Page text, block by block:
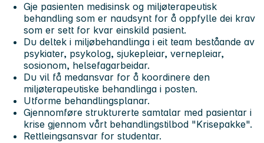
Gje pasienten medisinsk og miljøterapeutisk
behandling som er naudsynt for å oppfylle dei krav
som er sett for kvar einskild pasient.
Du deltek i miljøbehandlinga i eit team beståande av
psykiater, psykolog, sjukepleiar, vernepleiar,
sosionom, helsefagarbeidar.
Du vil få medansvar for å koordinere den
miljøterapeutiske behandlinga i posten.
Utforme behandlingsplanar.
Gjennomføre strukturerte samtalar med pasientar i
krise gjennom vårt behandlingstilbod "Krisepakke".
Rettleingsansvar for studentar.